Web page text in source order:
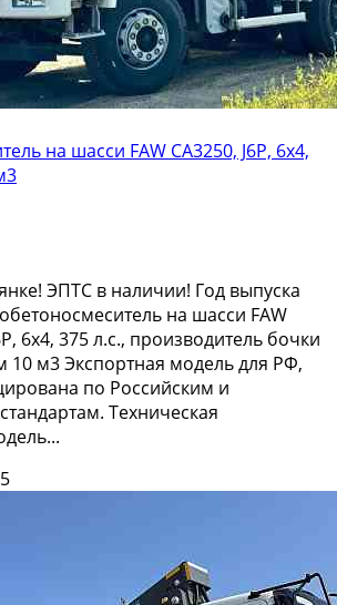
на шасси FAW CA3250, J6P, 6х4,
ЭПТС в наличии! Год выпуска
на шасси FAW
6х4, 375 л.с., производитель бочки
10 м3 Экспортная модель для РФ,
по Российским и
Техническая